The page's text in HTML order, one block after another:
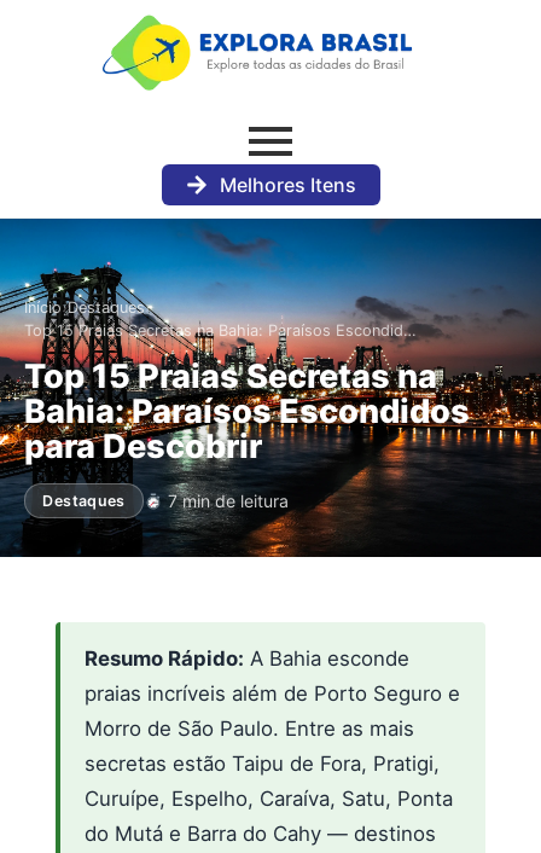
Melhores Itens
Início›Destaques›
Top 15 Praias Secretas na Bahia: Paraísos Escondid…
Top 15 Praias Secretas na
Bahia: Paraísos Escondidos
para Descobrir
Destaques 7 min de leitura
Resumo Rápido: A Bahia esconde
praias incríveis além de Porto Seguro e
Morro de São Paulo. Entre as mais
secretas estão Taipu de Fora, Pratigi,
Curuípe, Espelho, Caraíva, Satu, Ponta
do Mutá e Barra do Cahy — destinos